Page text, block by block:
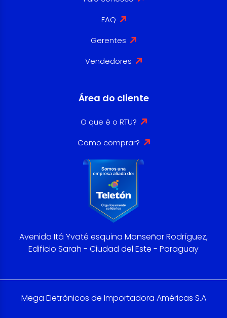
FAQ
Gerentes
Vendedores
Área do cliente
O que é o RTU?
Como comprar?
Avenida Itá Yvaté esquina Monseñor Rodríguez,
Edificio Sarah - Ciudad del Este - Paraguay
Mega Eletrônicos de Importadora Américas S.A